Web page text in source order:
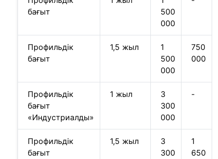
бағыт
500
000
Профильдік
бағыт
1,5 жыл
1
500
000
750
000
Профильдік
бағыт
«Индустриалды»
1 жыл
3
300
000
-
Профильдік
бағыт
1,5 жыл
3
300
1
650